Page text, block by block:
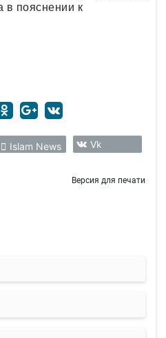
в пояснении к
Islam News Vk
Версия для печати